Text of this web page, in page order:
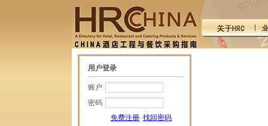
用户登录
账户
密码
免费注册 找回密码